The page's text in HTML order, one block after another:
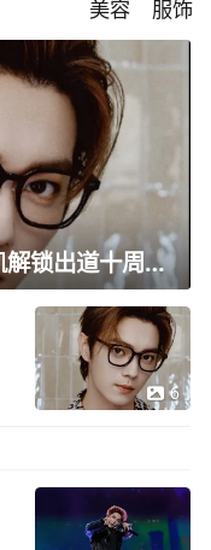
美容 服饰
从复古休闲到先锋正装，许凯解锁出道十周年大片
6